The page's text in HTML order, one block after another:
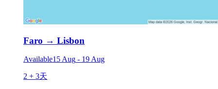
Faro → Lisbon
Available15 Aug - 19 Aug
2 + 3天